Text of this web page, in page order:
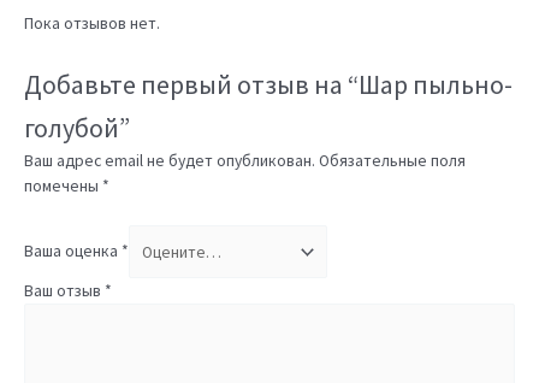
Пока отзывов нет.
Добавьте первый отзыв на “Шар пыльно-
голубой”
Ваш адрес email не будет опубликован. Обязательные поля
помечены *
Ваша оценка *
Ваш отзыв *